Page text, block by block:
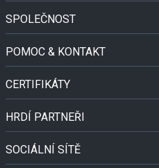
SPOLEČNOST
POMOC & KONTAKT
CERTIFIKÁTY
HRDÍ PARTNEŘI
SOCIÁLNÍ SÍTĚ